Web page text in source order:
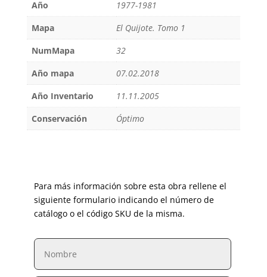
Año
1977-1981
Mapa
El Quijote. Tomo 1
NumMapa
32
Año mapa
07.02.2018
Año Inventario
11.11.2005
Conservación
Óptimo
Para más información sobre esta obra rellene el
siguiente formulario indicando el número de
catálogo o el código SKU de la misma.